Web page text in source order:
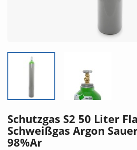
Schutzgas S2 50 Liter
Schweißgas Argon
98%Ar